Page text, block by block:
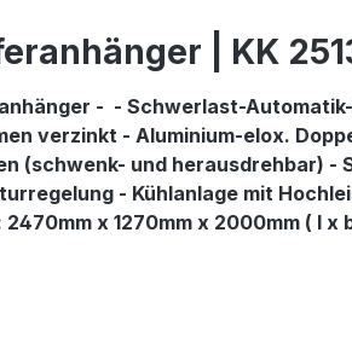
| KK
- - Schwerlast-
verzinkt - Aluminium-elox.
und herausdrehbar) -
- Kühlanlage mit
x 1270mm x 2000mm ( l x